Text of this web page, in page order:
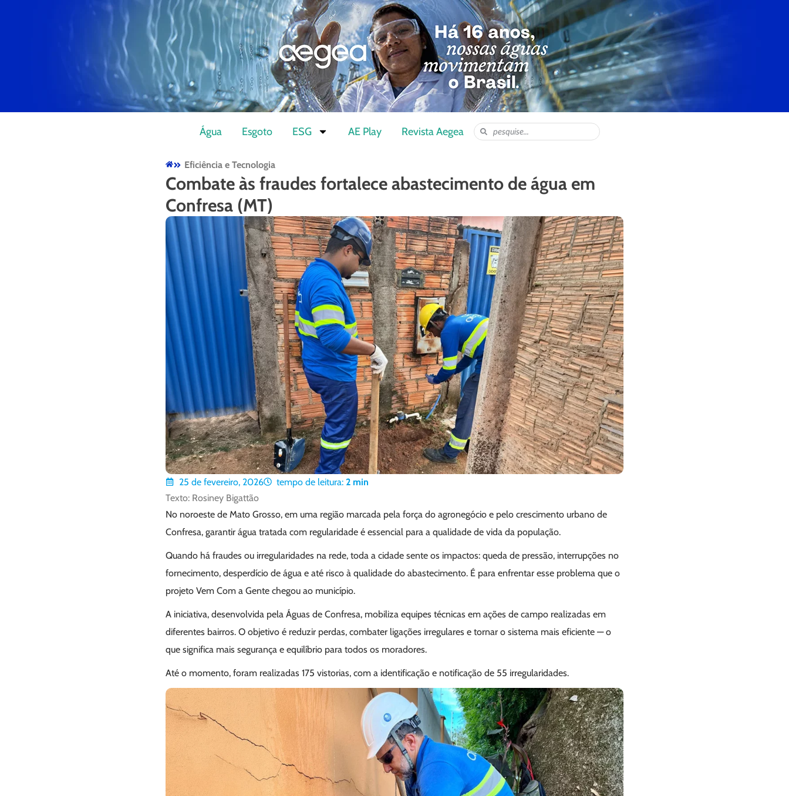
Água Esgoto ESG AE Play Revista Aegea
Eficiência e Tecnologia
Combate às fraudes fortalece abastecimento de água em
Confresa (MT)
25 de fevereiro, 2026 tempo de leitura: 2 min
Texto: Rosiney Bigattão
No noroeste de Mato Grosso, em uma região marcada pela força do agronegócio e pelo crescimento urbano de
Confresa, garantir água tratada com regularidade é essencial para a qualidade de vida da população.
Quando há fraudes ou irregularidades na rede, toda a cidade sente os impactos: queda de pressão, interrupções no
fornecimento, desperdício de água e até risco à qualidade do abastecimento. É para enfrentar esse problema que o
projeto Vem Com a Gente chegou ao município.
A iniciativa, desenvolvida pela Águas de Confresa, mobiliza equipes técnicas em ações de campo realizadas em
diferentes bairros. O objetivo é reduzir perdas, combater ligações irregulares e tornar o sistema mais eficiente — o
que significa mais segurança e equilíbrio para todos os moradores.
Até o momento, foram realizadas 175 vistorias, com a identificação e notificação de 55 irregularidades.